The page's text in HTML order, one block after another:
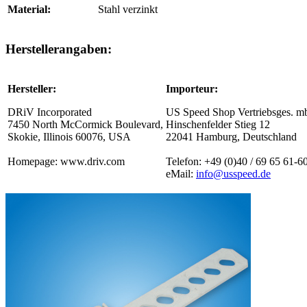
Material: Stahl verzinkt
Herstellerangaben:
Hersteller:
DRiV Incorporated
7450 North McCormick Boulevard,
Skokie, Illinois 60076, USA
Homepage: www.driv.com
Importeur:
US Speed Shop Vertriebsges.
Hinschenfelder Stieg 12
22041 Hamburg, Deutschland
Telefon: +49 (0)40 / 69 65 61-
eMail: info@usspeed.de